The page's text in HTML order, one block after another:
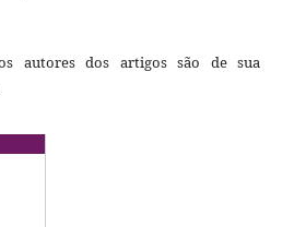
autores dos artigos são de sua